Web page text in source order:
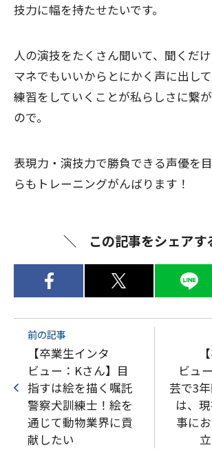
技力に幅を持たせたいです。
人の演技をたくさん聞いて、聞くだ
マネでもいいからとにかく声に出し
練習をしていくことが私らしさに繋
ので。
表現力・演技力で勝負できる声優を
らもトレーニングがんばります！
この記事をシェアす
前の記事
【卒業生インタ
ビュー：Kさん】目
指すは絵を描く嘱託
警察犬訓練士！絵を
通じて動物業界に貢
献したい
ビュ
芸で3
は、
事に